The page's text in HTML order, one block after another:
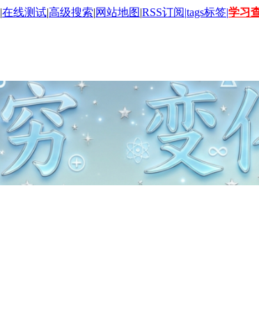
|在线测试|高级搜索|网站地图|RSS订阅|tags标签|学习